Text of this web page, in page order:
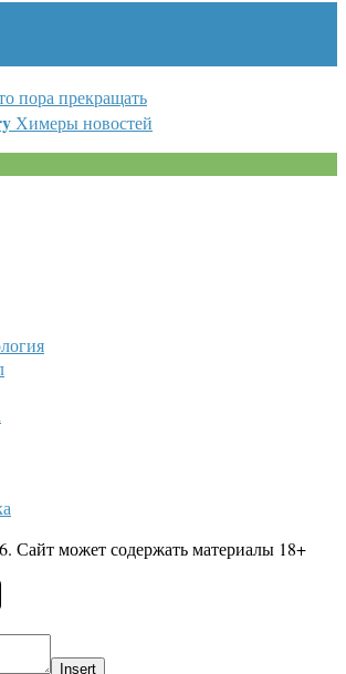
пора прекращать
Химеры новостей
Сайт может содержать материалы 18+
Insert